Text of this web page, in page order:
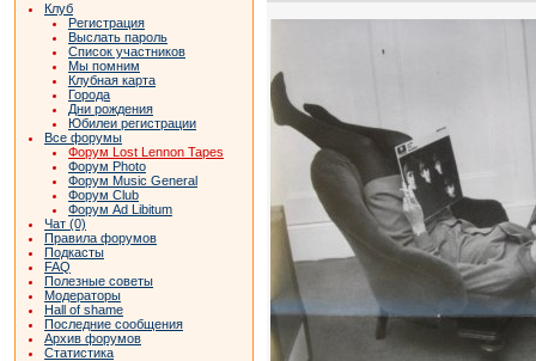
Клуб
Регистрация
Выслать пароль
Список участников
Мы помним
Клубная карта
Города
Дни рождения
Юбилеи регистрации
Все форумы
Форум Lost Lennon Tapes
Форум Photo
Форум Music General
Форум Club
Форум Ad Libitum
Чат (0)
Правила форумов
Подкасты
FAQ
Полезные советы
Модераторы
Hall of shame
Последние сообщения
Архив форумов
Статистика